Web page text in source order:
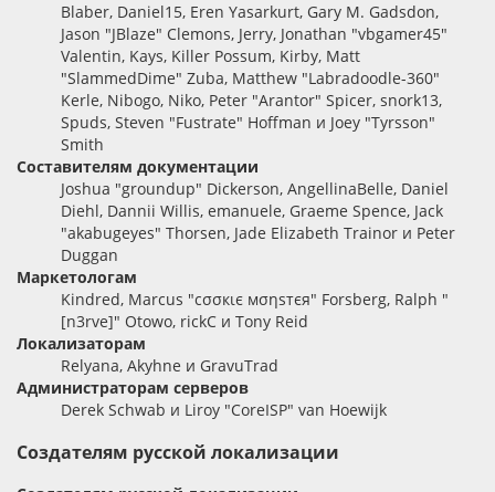
Blaber, Daniel15, Eren Yasarkurt, Gary M. Gadsdon,
Jason "JBlaze" Clemons, Jerry, Jonathan "vbgamer45"
Valentin, Kays, Killer Possum, Kirby, Matt
"SlammedDime" Zuba, Matthew "Labradoodle-360"
Kerle, Nibogo, Niko, Peter "Arantor" Spicer, snork13,
Spuds, Steven "Fustrate" Hoffman и Joey "Tyrsson"
Smith
Составителям документации
Joshua "groundup" Dickerson, AngellinaBelle, Daniel
Diehl, Dannii Willis, emanuele, Graeme Spence, Jack
"akabugeyes" Thorsen, Jade Elizabeth Trainor и Peter
Duggan
Маркетологам
Kindred, Marcus "cσσкιє мσηѕтєя" Forsberg, Ralph "
[n3rve]" Otowo, rickC и Tony Reid
Локализаторам
Relyana, Akyhne и GravuTrad
Администраторам серверов
Derek Schwab и Liroy "CoreISP" van Hoewijk
Создателям русской локализации